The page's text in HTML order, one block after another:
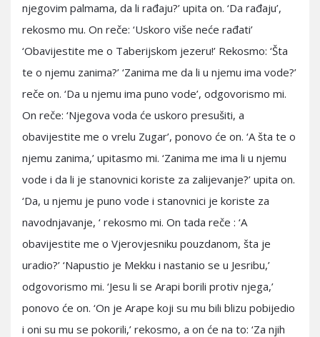
njegovim palmama, da li rađaju?’ upita on. ‘Da rađaju’,
rekosmo mu. On reče: ‘Uskoro više neće rađati’
‘Obavijestite me o Taberijskom jezeru!’ Rekosmo: ‘Šta
te o njemu zanima?’ ‘Zanima me da li u njemu ima vode?’
reče on. ‘Da u njemu ima puno vode’, odgovorismo mi.
On reče: ‘Njegova voda će uskoro presušiti, a
obavijestite me o vrelu Zugar’, ponovo će on. ‘A šta te o
njemu zanima,’ upitasmo mi. ‘Zanima me ima li u njemu
vode i da li je stanovnici koriste za zalijevanje?’ upita on.
‘Da, u njemu je puno vode i stanovnici je koriste za
navodnjavanje, ‘ rekosmo mi. On tada reče : ‘A
obavijestite me o Vjerovjesniku pouzdanom, šta je
uradio?’ ‘Napustio je Mekku i nastanio se u Jesribu,’
odgovorismo mi. ‘Jesu li se Arapi borili protiv njega,’
ponovo će on. ‘On je Arape koji su mu bili blizu pobijedio
i oni su mu se pokorili,’ rekosmo, a on će na to: ‘Za njih